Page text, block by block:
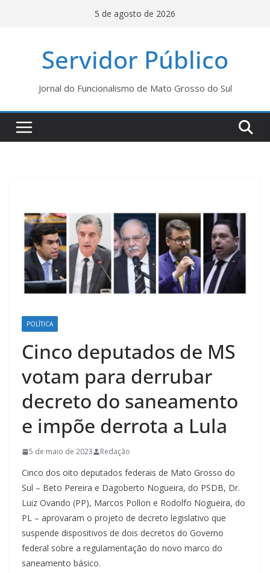
5 de agosto de 2026
Servidor Público
Jornal do Funcionalismo de Mato Grosso do Sul
POLÍTICA
Cinco deputados de MS
votam para derrubar
decreto do saneamento
e impõe derrota a Lula
5 de maio de 2023 Redação
Cinco dos oito deputados federais de Mato Grosso do
Sul – Beto Pereira e Dagoberto Nogueira, do PSDB, Dr.
Luiz Ovando (PP), Marcos Pollon e Rodolfo Nogueira, do
PL – aprovaram o projeto de decreto legislativo que
suspende dispositivos de dois decretos do Governo
federal sobre a regulamentação do novo marco do
saneamento básico.